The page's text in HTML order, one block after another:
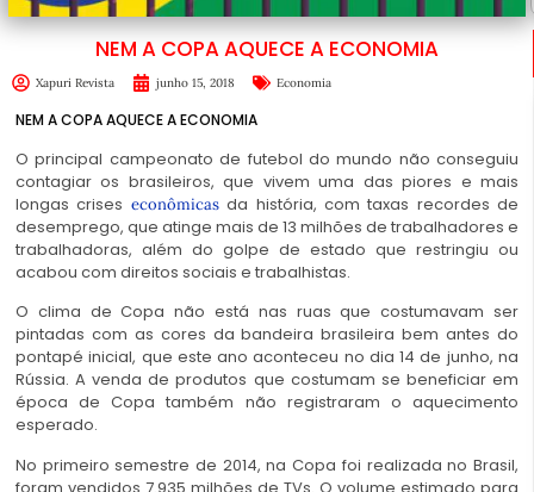
NEM A COPA AQUECE A ECONOMIA
Xapuri Revista junho 15, 2018 Economia
NEM A COPA AQUECE A ECONOMIA
O principal campeonato de futebol do mundo não conseguiu
contagiar os brasileiros, que vivem uma das piores e mais
longas crises econômicasda história, com taxas recordes de
desemprego, que atinge mais de 13 milhões de trabalhadores e
trabalhadoras, além do golpe de estado que restringiu ou
acabou com direitos sociais e trabalhistas.
O clima de Copa não está nas ruas que costumavam ser
pintadas com as cores da bandeira brasileira bem antes do
pontapé inicial, que este ano aconteceu no dia 14 de junho, na
Rússia. A venda de produtos que costumam se beneficiar em
época de Copa também não registraram o aquecimento
esperado.
No primeiro semestre de 2014, na Copa foi realizada no Brasil,
foram vendidos 7.935 milhões de TVs. O volume estimado para